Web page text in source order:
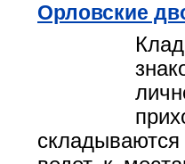
Орловские